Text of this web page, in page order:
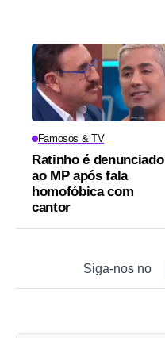
Famosos & TV
Ratinho é denunciado
ao MP após fala
homofóbica com
cantor
Siga-nos no